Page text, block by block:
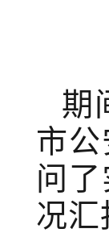
期
市
问
况